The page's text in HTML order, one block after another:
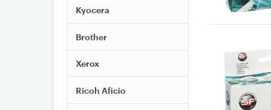
Kyocera
Brother
Xerox
Ricoh Aficio